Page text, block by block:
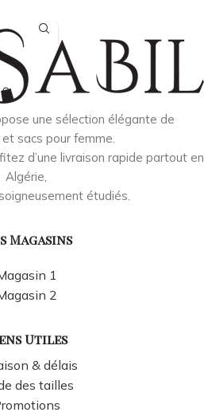
une sélection élégante de
sacs pour femme.
d’une livraison rapide partout en
Algérie,
étudiés.
Magasins
1
2
Utiles
& délais
des tailles